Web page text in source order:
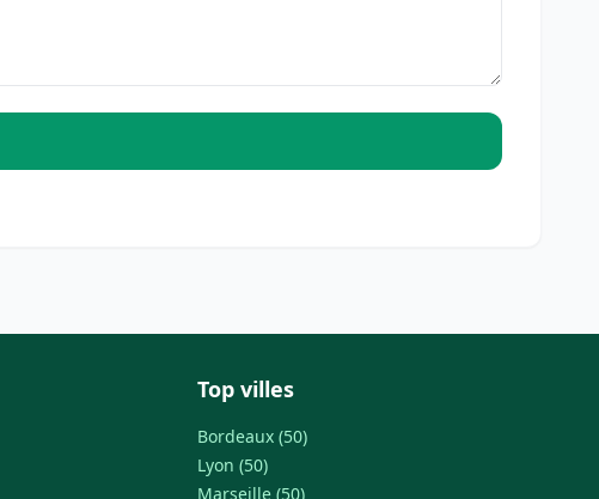
Top villes
Bordeaux (50)
Lyon (50)
Marseille (50)